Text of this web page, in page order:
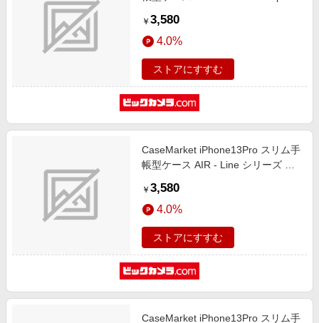
BCM2S2214-78
￥ 3,580
4.0%
ストアにすすむ
CaseMarket iPhone13Pro スリム手
帳型ケース AIR - Line シリーズ フ
iPhone13Pro-BCM2S2213-78
￥ 3,580
4.0%
ストアにすすむ
CaseMarket iPhone13Pro スリム手